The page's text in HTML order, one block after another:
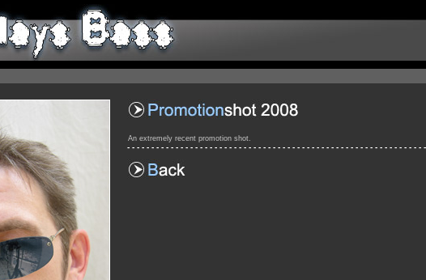
An extremely recent promotion shot.
- - - - - - - - - - - - - - - - - - - - - - - - - - - - - - - - - - - - - - - - - - - - - - - - - - - - - - - - - - - - -